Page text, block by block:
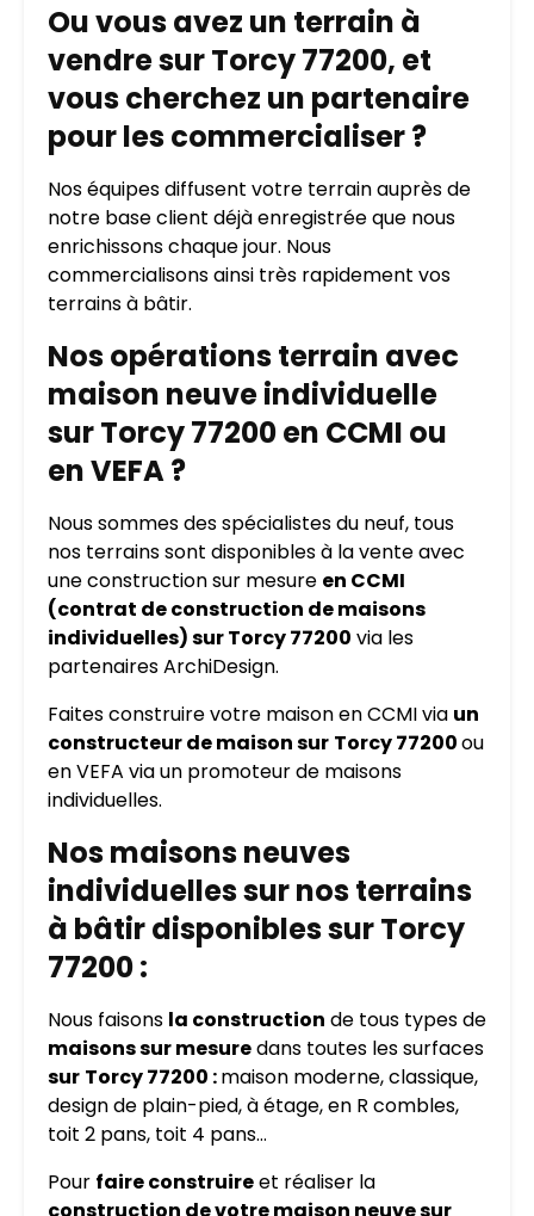
Ou vous avez un terrain à
vendre sur Torcy 77200, et
vous cherchez un partenaire
pour les commercialiser ?
Nos équipes diffusent votre terrain auprès de
notre base client déjà enregistrée que nous
enrichissons chaque jour. Nous
commercialisons ainsi très rapidement vos
terrains à bâtir.
Nos opérations terrain avec
maison neuve individuelle
sur Torcy 77200 en CCMI ou
en VEFA ?
Nous sommes des spécialistes du neuf, tous
nos terrains sont disponibles à la vente avec
une construction sur mesure en CCMI
(contrat de construction de maisons
individuelles) sur Torcy 77200 via les
partenaires ArchiDesign.
Faites construire votre maison en CCMI via un
constructeur de maison sur Torcy 77200ou
en VEFA via un promoteur de maisons
individuelles.
Nos maisons neuves
individuelles sur nos terrains
à bâtir disponibles sur Torcy
77200 :
Nous faisons la construction de tous types de
maisons sur mesuredans toutes les surfaces
sur Torcy 77200 :maison moderne, classique,
design de plain-pied, à étage, en R combles,
toit 2 pans, toit 4 pans…
Pour faire construireet réaliser la
construction de votre maison neuve sur